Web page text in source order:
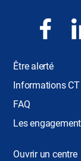
Être alerté
Informations CT
FAQ
Les
Ouvrir un centre